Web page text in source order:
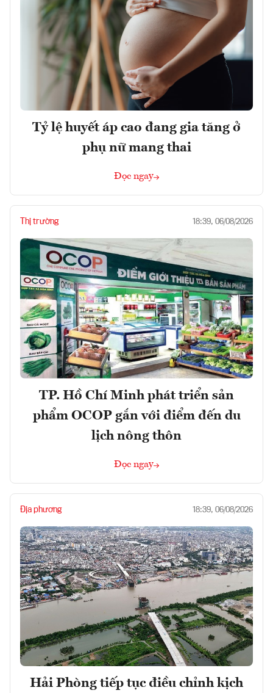
Tỷ lệ huyết áp cao đang gia tăng ở
phụ nữ mang thai
Đọc ngay
Thị trường 18:39, 06/08/2026
TP. Hồ Chí Minh phát triển sản
phẩm OCOP gắn với điểm đến du
lịch nông thôn
Đọc ngay
Địa phương 18:39, 06/08/2026
Hải Phòng tiếp tục điều chỉnh kịch